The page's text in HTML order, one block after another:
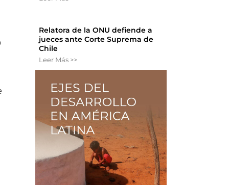
Relatora de la ONU defiende a
jueces ante Corte Suprema de
Chile
Leer Más >>